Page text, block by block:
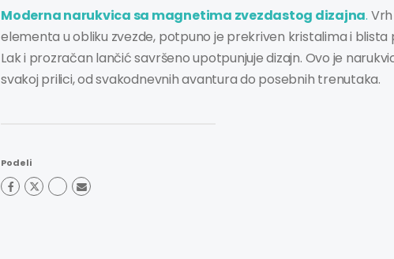
Moderna narukvica sa magnetima zvezdastog dizajna.
elementa u obliku zvezde, potpuno je prekriven kristalima i blista
Lak i prozračan lančić savršeno upotpunjuje dizajn. Ovo je
svakoj prilici, od svakodnevnih avantura do posebnih trenutaka.
Podeli